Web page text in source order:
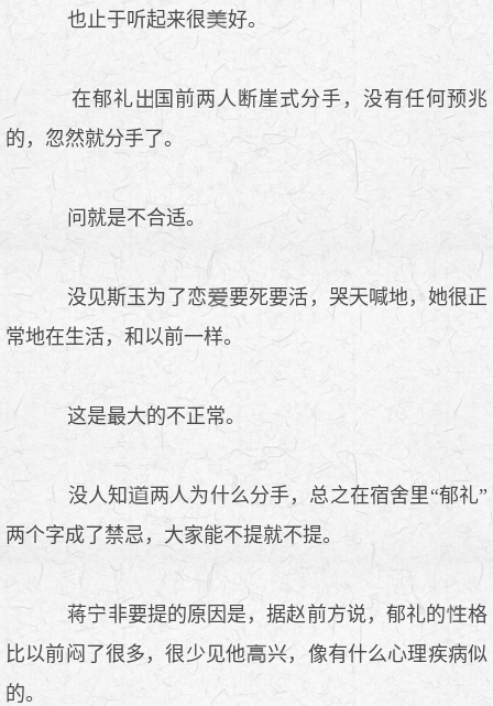
也止于听起来很 好。
在郁礼
国前两人断崖式分手，没有任何预兆
的，忽然就分手了。
问就是不合适。
没见斯玉为了恋
要死要活，哭天喊地，她很正
常地在生活，和以前一样。
这是最大的不正常。
没人知
两人为什么分手，总之在宿舍里“郁礼”
两个字成了禁忌，大家能不提就不提。
蒋宁非要提的原因是，据赵前方说，郁礼的
格
比以前闷了很多，很少见他
兴，像有什么心理疾病似
的。